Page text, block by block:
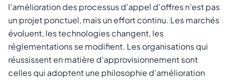
l'amélioration des processus d'appel d'offres n'est pas
un projet ponctuel, mais un effort continu. Les marchés
évoluent, les technologies changent, les
réglementations se modifient. Les organisations qui
réussissent en matière d'approvisionnement sont
celles qui adoptent une philosophie d'amélioration